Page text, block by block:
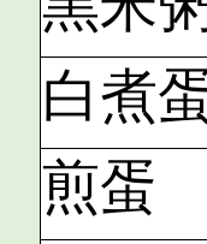
白煮
煎蛋